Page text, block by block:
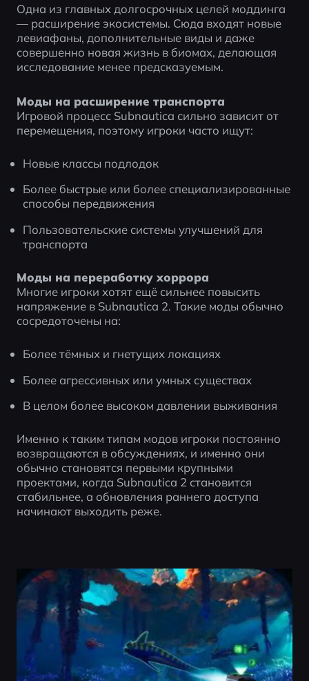
Одна из главных долгосрочных целей моддинга
— расширение экосистемы. Сюда входят новые
левиафаны, дополнительные виды и даже
совершенно новая жизнь в биомах, делающая
исследование менее предсказуемым.
Моды на расширение транспорта
Игровой процесс Subnautica сильно зависит от
перемещения, поэтому игроки часто ищут:
Новые классы подлодок
Более быстрые или более специализированные
способы передвижения
Пользовательские системы улучшений для
транспорта
Моды на переработку хоррора
Многие игроки хотят ещё сильнее повысить
напряжение в Subnautica 2. Такие моды обычно
сосредоточены на:
Более тёмных и гнетущих локациях
Более агрессивных или умных существах
В целом более высоком давлении выживания
Именно к таким типам модов игроки постоянно
возвращаются в обсуждениях, и именно они
обычно становятся первыми крупными
проектами, когда Subnautica 2 становится
стабильнее, а обновления раннего доступа
начинают выходить реже.